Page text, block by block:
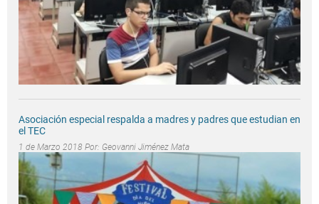
Asociación especial respalda a madres y padres que estudian en
el TEC
1 de Marzo 2018 Por: Geovanni Jiménez Mata